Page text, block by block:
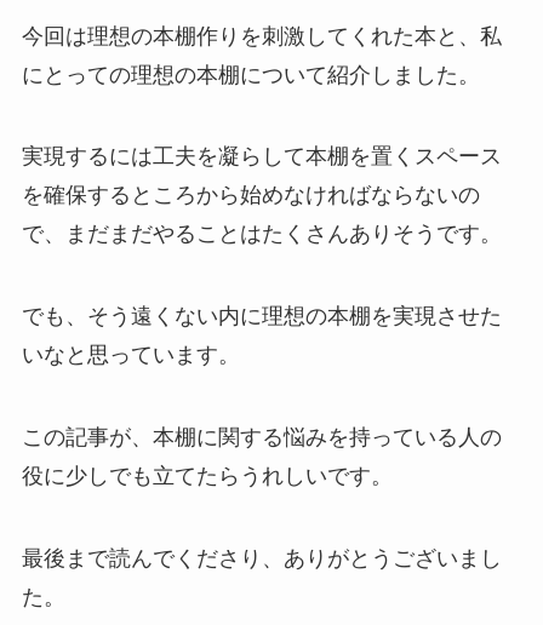
今回は理想の本棚作りを刺激してくれた本と、私
にとっての理想の本棚について紹介しました。
実現するには工夫を凝らして本棚を置くスペース
を確保するところから始めなければならないの
で、まだまだやることはたくさんありそうです。
でも、そう遠くない内に理想の本棚を実現させた
いなと思っています。
この記事が、本棚に関する悩みを持っている人の
役に少しでも立てたらうれしいです。
最後まで読んでくださり、ありがとうございまし
た。